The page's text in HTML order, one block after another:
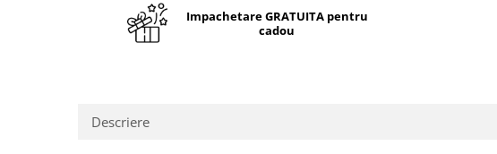
Impachetare GRATUITA pentru
cadou
Descriere